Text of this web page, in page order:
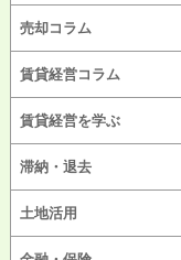
売却コラム
賃貸経営コラム
賃貸経営を学ぶ
滞納・退去
土地活用